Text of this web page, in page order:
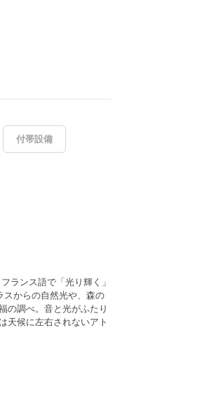
付帯設備
ランス語で「光り輝く」
からの自然光や、森の
の調べ。音と光がふたり
天候に左右されないアト